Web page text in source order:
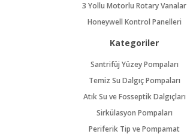
3 Yollu Motorlu Rotary Vanalar
Honeywell Kontrol Panelleri
Kategoriler
Santrifüj Yüzey Pompaları
Temiz Su Dalgıç Pompaları
Atık Su ve Fosseptik Dalgıçları
Sirkülasyon Pompaları
Periferik Tip ve Pompamat